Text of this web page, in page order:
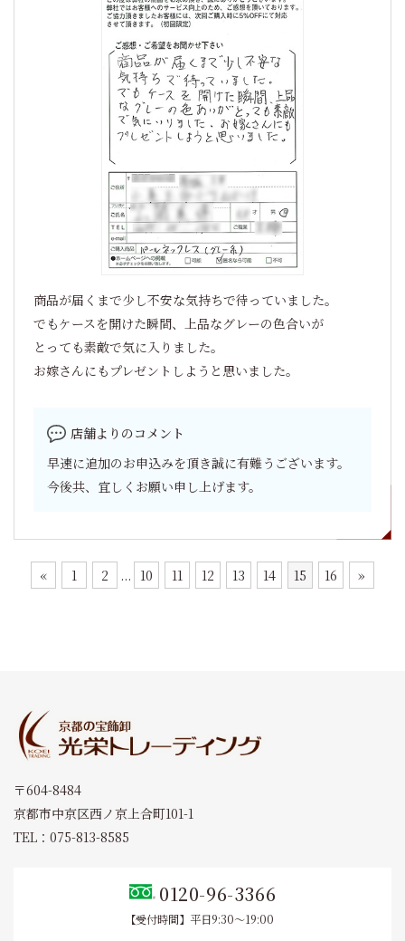
商品が届くまで少し不安な気持ちで待っていました。
でもケースを開けた瞬間、上品なグレーの色合いが
とっても素敵で気に入りました。
お嫁さんにもプレゼントしようと思いました。
店舗よりのコメント
早速に追加のお申込みを頂き誠に有難うございます。
今後共、宜しくお願い申し上げます。
« 1 2 ... 10 11 12 13 14 15 16 »
〒604-8484
京都市中京区西ノ京上合町101-1
TEL：075-813-8585
0120-96-3366
【受付時間】平日9:30～19:00